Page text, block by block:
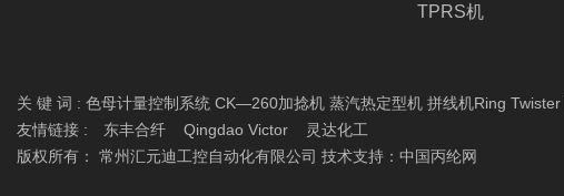
TPRS机
关 键 词 : 色母计量控制系统 CK—260加捻机 蒸汽热定型机 拼线机Ring Twister
友情链接 :
东丰合纤 Qingdao Victor
灵达化工
版权所有： 常州汇元迪工控自动化有限公司 技术支持： 中国丙纶网